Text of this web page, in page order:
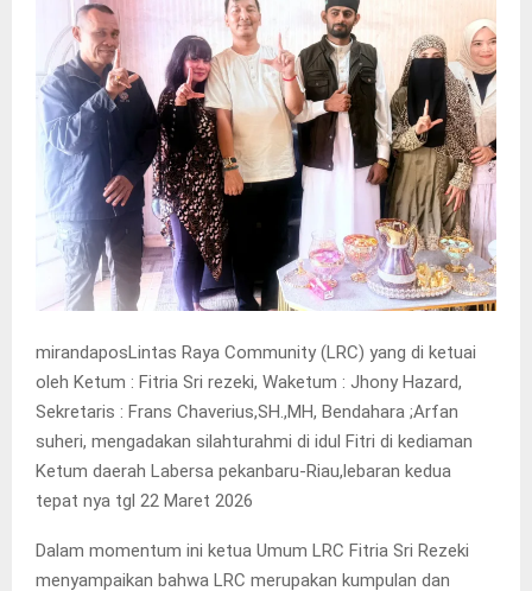
mirandaposLintas Raya Community (LRC) yang di ketuai
oleh Ketum : Fitria Sri rezeki, Waketum : Jhony Hazard,
Sekretaris : Frans Chaverius,SH.,MH, Bendahara ;Arfan
suheri, mengadakan silahturahmi di idul Fitri di kediaman
Ketum daerah Labersa pekanbaru-Riau,lebaran kedua
tepat nya tgl 22 Maret 2026
Dalam momentum ini ketua Umum LRC Fitria Sri Rezeki
menyampaikan bahwa LRC merupakan kumpulan dan